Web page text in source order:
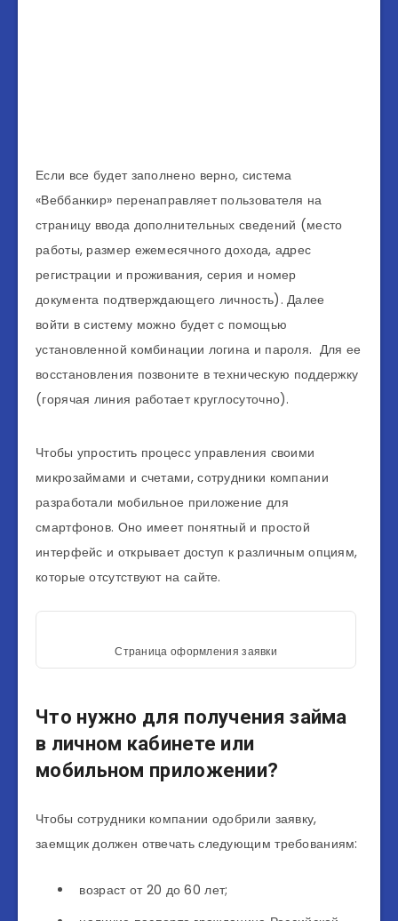
Если все будет заполнено верно, система
«Веббанкир» перенаправляет пользователя на
страницу ввода дополнительных сведений (место
работы, размер ежемесячного дохода, адрес
регистрации и проживания, серия и номер
документа подтверждающего личность). Далее
войти в систему можно будет с помощью
установленной комбинации логина и пароля. Для ее
восстановления позвоните в техническую поддержку
(горячая линия работает круглосуточно).
Чтобы упростить процесс управления своими
микрозаймами и счетами, сотрудники компании
разработали мобильное приложение для
смартфонов. Оно имеет понятный и простой
интерфейс и открывает доступ к различным опциям,
которые отсутствуют на сайте.
Страница оформления заявки
Что нужно для получения займа
в личном кабинете или
мобильном приложении?
Чтобы сотрудники компании одобрили заявку,
заемщик должен отвечать следующим требованиям:
возраст от 20 до 60 лет;